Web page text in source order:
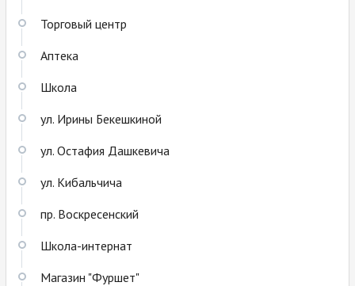
Торговый центр
Аптека
Школа
ул. Ирины Бекешкиной
ул. Остафия Дашкевича
ул. Кибальчича
пр. Воскресенский
Школа-интернат
Магазин "Фуршет"